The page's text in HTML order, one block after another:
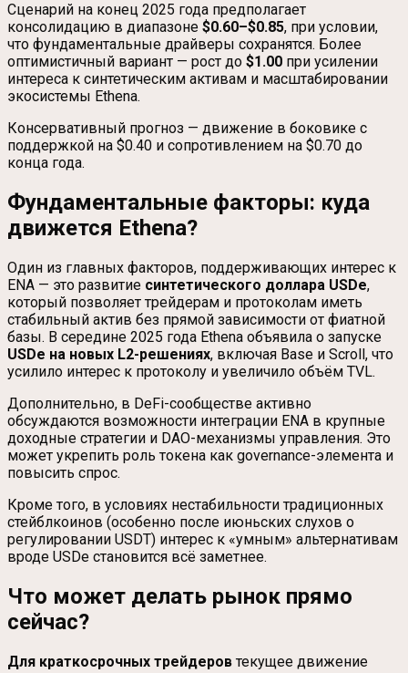
Сценарий на конец 2025 года предполагает
консолидацию в диапазоне $0.60–$0.85, при условии,
что фундаментальные драйверы сохранятся. Более
оптимистичный вариант — рост до $1.00 при усилении
интереса к синтетическим активам и масштабировании
экосистемы Ethena.
Консервативный прогноз — движение в боковике с
поддержкой на $0.40 и сопротивлением на $0.70 до
конца года.
Фундаментальные факторы: куда
движется Ethena?
Один из главных факторов, поддерживающих интерес к
ENA — это развитие синтетического доллара USDe,
который позволяет трейдерам и протоколам иметь
стабильный актив без прямой зависимости от фиатной
базы. В середине 2025 года Ethena объявила о запуске
USDe на новых L2-решениях, включая Base и Scroll, что
усилило интерес к протоколу и увеличило объём TVL.
Дополнительно, в DeFi-сообществе активно
обсуждаются возможности интеграции ENA в крупные
доходные стратегии и DAO-механизмы управления. Это
может укрепить роль токена как governance-элемента и
повысить спрос.
Кроме того, в условиях нестабильности традиционных
стейблкоинов (особенно после июньских слухов о
регулировании USDT) интерес к «умным» альтернативам
вроде USDe становится всё заметнее.
Что может делать рынок прямо
сейчас?
Для краткосрочных трейдеров текущее движение